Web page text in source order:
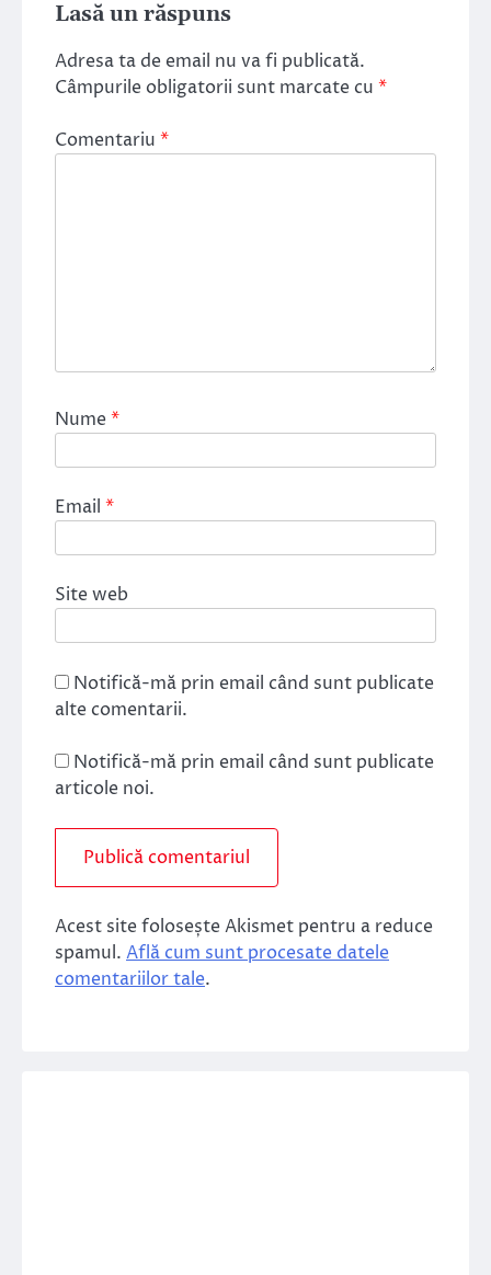
Lasă un răspuns
Adresa ta de email nu va fi publicată.
Câmpurile obligatorii sunt marcate cu *
Comentariu *
Nume*
Email *
Site web
Notifică-mă prin email când sunt publicate
alte comentarii.
Notifică-mă prin email când sunt publicate
articole noi.
Acest site folosește Akismet pentru a reduce
spamul. Află cum sunt procesate datele
comentariilor tale.